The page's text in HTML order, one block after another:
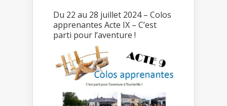
Du 22 au 28 juillet 2024 – Colos
apprenantes Acte IX – C’est
parti pour l’aventure !